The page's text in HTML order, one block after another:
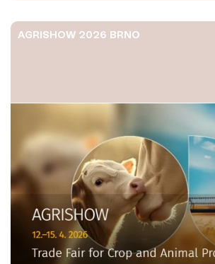
AGRISHOW 2026 BRNO